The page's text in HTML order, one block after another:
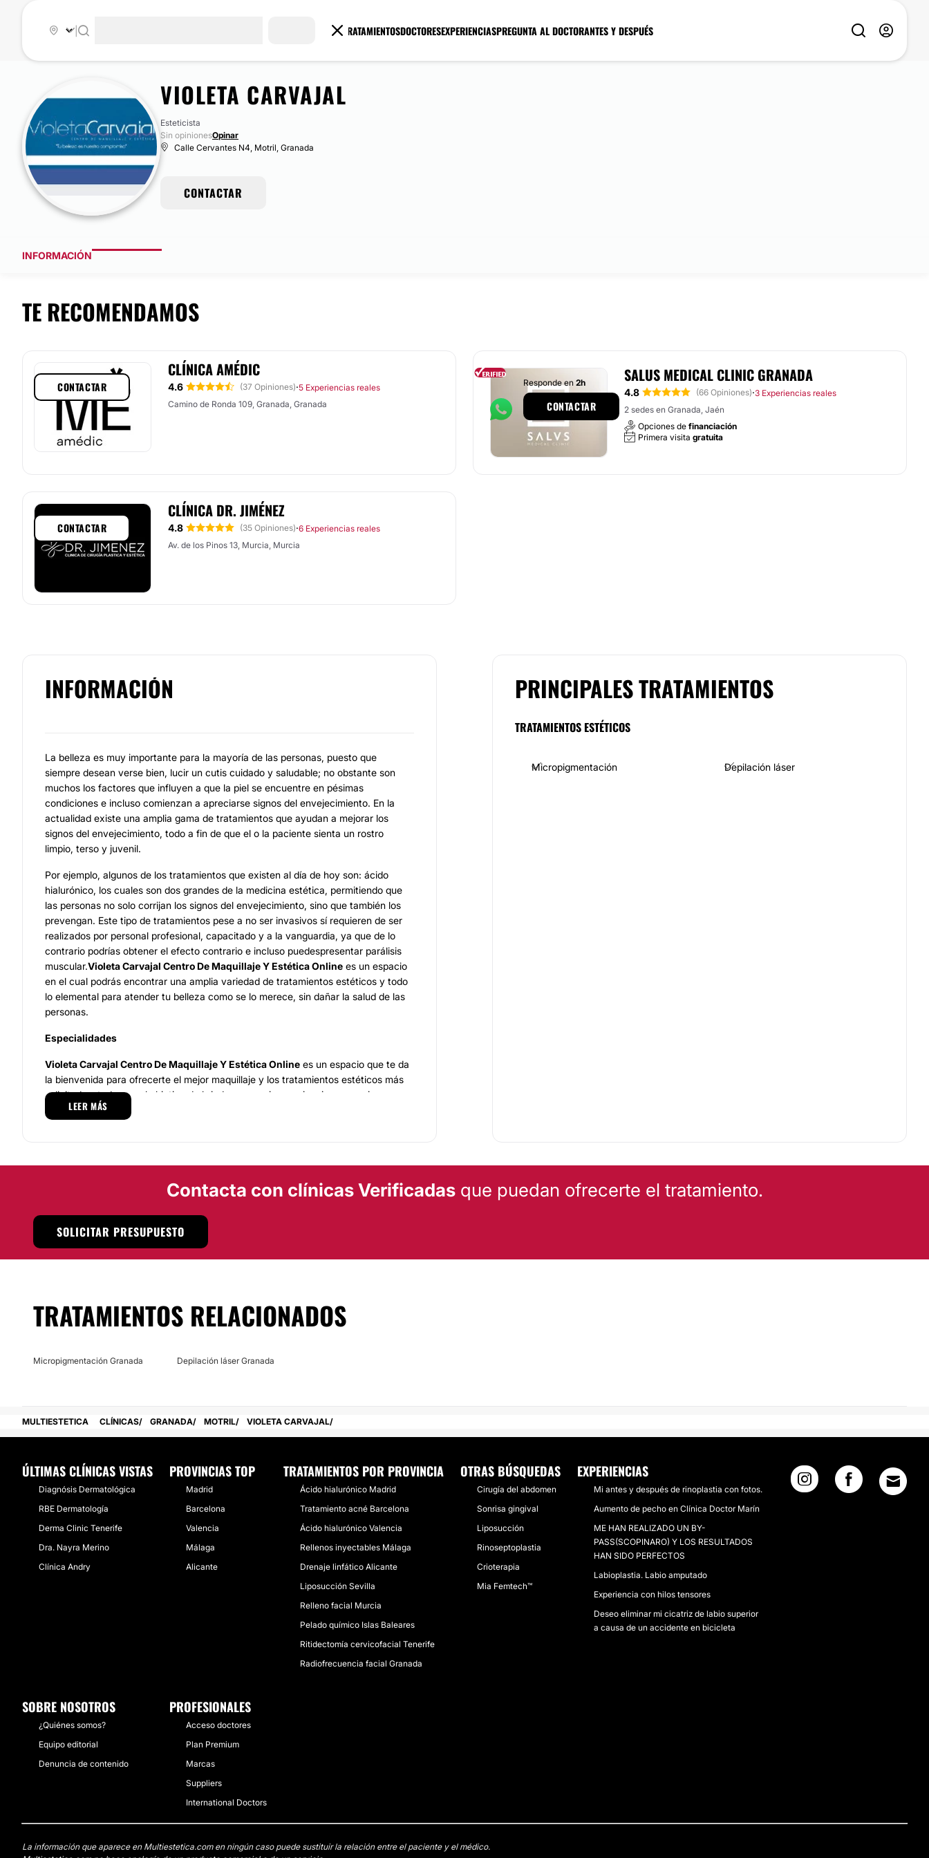
TRATAMIENTOSDOCTORESEXPERIENCIASPREGUNTA AL DOCTORANTES Y DESPUÉS
VIOLETA CARVAJAL
Esteticista
Sin opinionesOpinar
Calle Cervantes N4, Motril, Granada
CONTACTAR
INFORMACIÓN
TE RECOMENDAMOS
CLÍNICA AMÉDIC
4.6 (37 Opiniones)·5 Experiencias reales
Camino de Ronda 109, Granada, Granada
CONTACTAR
SALUS MEDICAL CLINIC GRANADA
4.8 (66 Opiniones)·3 Experiencias reales
2 sedes en Granada, Jaén
Opciones de financiación
Primera visita gratuita
Responde en 2h
CONTACTAR
CLÍNICA DR. JIMÉNEZ
4.8 (35 Opiniones)·6 Experiencias reales
Av. de los Pinos 13, Murcia, Murcia
CONTACTAR
INFORMACIÓN
La belleza es muy importante para la mayoría de las personas, puesto que
siempre desean verse bien, lucir un cutis cuidado y saludable; no obstante son
muchos los factores que influyen a que la piel se encuentre en pésimas
condiciones e incluso comienzan a apreciarse signos del envejecimiento. En la
actualidad existe una amplia gama de tratamientos que ayudan a mejorar los
signos del envejecimiento, todo a fin de que el o la paciente sienta un rostro
limpio, terso y juvenil.
Por ejemplo, algunos de los tratamientos que existen al día de hoy son: ácido
hialurónico, los cuales son dos grandes de la medicina estética, permitiendo que
las personas no solo corrijan los signos del envejecimiento, sino que también los
prevengan. Este tipo de tratamientos pese a no ser invasivos sí requieren de ser
realizados por personal profesional, capacitado y a la vanguardia, ya que de lo
contrario podrías obtener el efecto contrario e incluso puedespresentar parálisis
muscular.Violeta Carvajal Centro De Maquillaje Y Estética Online es un espacio
en el cual podrás encontrar una amplia variedad de tratamientos estéticos y todo
lo elemental para atender tu belleza como se lo merece, sin dañar la salud de las
personas.
Especialidades
Violeta Carvajal Centro De Maquillaje Y Estética Online es un espacio que te da
la bienvenida para ofrecerte el mejor maquillaje y los tratamientos estéticos más
solicitados, todo con el objetivo de brindar una mejor apariencia, una mejor
estética que luzca cuidada y a la vanguardia. Algunos de los tratamientos en los
Como podrás apreciar, el servicio te brinda la oportunidad de desaparecer aquel
vello corporal y facial que ocasiona una amala apariencia, así como otros
tratamientos que te favorecen.
Como profesional se mantiene a la vanguardia en tratamientos y tecnología, todo
Violeta Carvajal Centro De Maquillaje Y Estética Onlinese encuentra situado
Posibilidad de videoconsulta:
No
LEER MÁS
PRINCIPALES TRATAMIENTOS
TRATAMIENTOS ESTÉTICOS
Micropigmentación Depilación láser
Contacta con clínicas Verificadasque puedan ofrecerte el tratamiento.
SOLICITAR PRESUPUESTO
TRATAMIENTOS RELACIONADOS
Micropigmentación Granada Depilación láser Granada
MULTIESTETICA CLÍNICAS GRANADA MOTRIL VIOLETA CARVAJAL
ÚLTIMAS CLÍNICAS VISTAS
Diagnósis Dermatológica
RBE Dermatología
Derma Clinic Tenerife
Dra. Nayra Merino
Clínica Andry
PROVINCIAS TOP
Madrid
Barcelona
Valencia
Málaga
Alicante
TRATAMIENTOS POR PROVINCIA
Ácido hialurónico Madrid
Tratamiento acné Barcelona
Ácido hialurónico Valencia
Rellenos inyectables Málaga
Drenaje linfático Alicante
Liposucción Sevilla
Relleno facial Murcia
Pelado químico Islas Baleares
Ritidectomía cervicofacial Tenerife
Radiofrecuencia facial Granada
OTRAS BÚSQUEDAS
Cirugía del abdomen
Sonrisa gingival
Liposucción
Rinoseptoplastia
Crioterapia
Mia Femtech™
EXPERIENCIAS
Mi antes y después de rinoplastia con fotos.
Aumento de pecho en Clínica Doctor Marín
ME HAN REALIZADO UN BY-
PASS(SCOPINARO) Y LOS RESULTADOS
HAN SIDO PERFECTOS
Labioplastia. Labio amputado
Experiencia con hilos tensores
Deseo eliminar mi cicatriz de labio superior
a causa de un accidente en bicicleta
SOBRE NOSOTROS
¿Quiénes somos?
Equipo editorial
Denuncia de contenido
PROFESIONALES
Acceso doctores
Plan Premium
Marcas
Suppliers
International Doctors
La información que aparece en Multiestetica.com en ningún caso puede sustituir la relación entre el paciente y el médico.